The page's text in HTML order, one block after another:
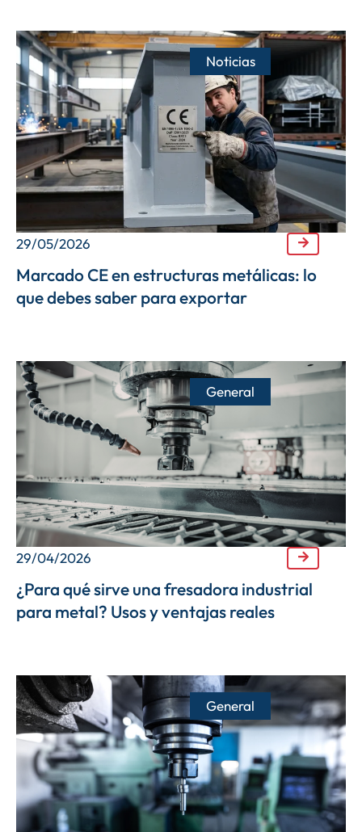
Noticias
29/05/2026
Marcado CE en estructuras metálicas: lo
que debes saber para exportar
General
29/04/2026
¿Para qué sirve una fresadora industrial
para metal? Usos y ventajas reales
General